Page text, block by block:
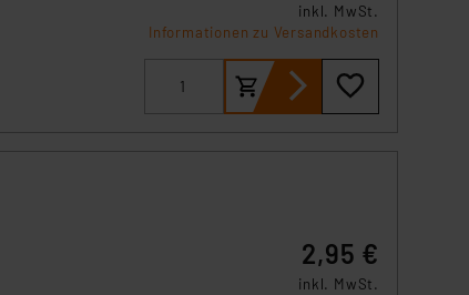
inkl. MwSt.
Informationen zu Versandkosten
2,95 €
inkl. MwSt.